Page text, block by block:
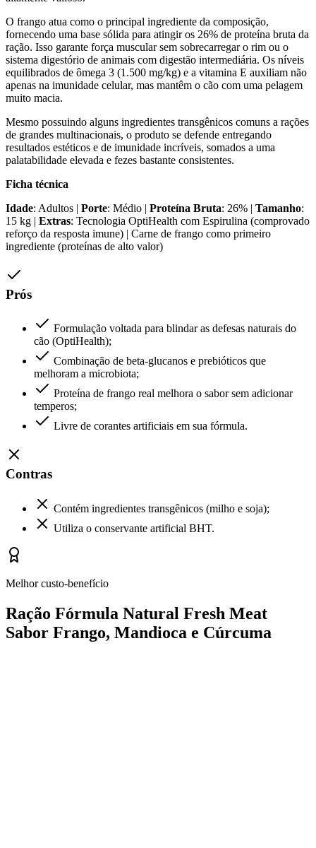
O frango atua como o principal ingrediente da composição,
fornecendo uma base sólida para atingir os 26% de proteína bruta da
ração. Isso garante força muscular sem sobrecarregar o rim ou o
sistema digestório de animais com digestão intermediária. Os níveis
equilibrados de ômega 3 (1.500 mg/kg) e a vitamina E auxiliam não
apenas na imunidade celular, mas mantêm o cão com uma pelagem
muito macia.
Mesmo possuindo alguns ingredientes transgênicos comuns a rações
de grandes multinacionais, o produto se defende entregando
resultados estéticos e de imunidade incríveis, somados a uma
palatabilidade elevada e fezes bastante consistentes.
Ficha técnica
Idade: Adultos | Porte: Médio | Proteína Bruta: 26% | Tamanho:
15 kg | Extras: Tecnologia OptiHealth com Espirulina (comprovado
reforço da resposta imune) | Carne de frango como primeiro
ingrediente (proteínas de alto valor)
Prós
Formulação voltada para blindar as defesas naturais do
cão (OptiHealth);
Combinação de beta-glucanos e prebióticos que
melhoram a microbiota;
Proteína de frango real melhora o sabor sem adicionar
temperos;
Livre de corantes artificiais em sua fórmula.
Contras
Contém ingredientes transgênicos (milho e soja);
Utiliza o conservante artificial BHT.
Melhor custo-benefício
Ração Fórmula Natural Fresh Meat
Sabor Frango, Mandioca e Cúrcuma